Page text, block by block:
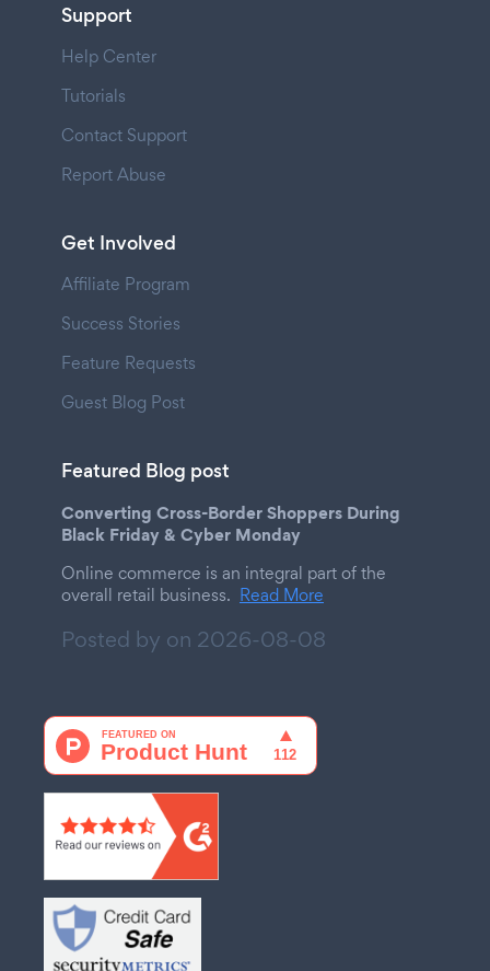
Support
Help Center
Tutorials
Contact Support
Report Abuse
Get Involved
Affiliate Program
Success Stories
Feature Requests
Guest Blog Post
Featured Blog post
Converting Cross-Border Shoppers During
Black Friday & Cyber Monday
Online commerce is an integral part of the
overall retail business. Read More
Posted by on 2026-08-08